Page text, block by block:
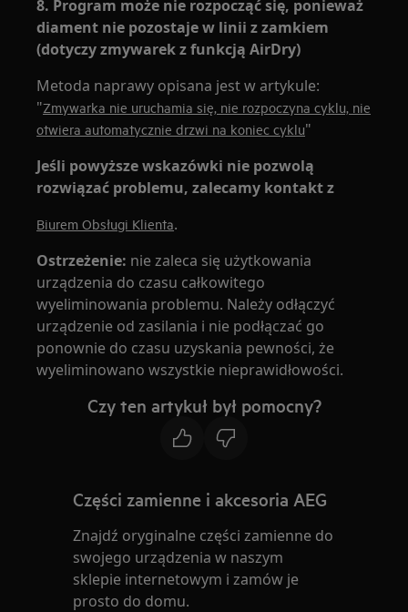
8. Program może nie rozpocząć się, ponieważ
diament nie pozostaje w linii z zamkiem
(dotyczy zmywarek z funkcją AirDry)
Metoda naprawy opisana jest w artykule:
"Zmywarka nie uruchamia się, nie rozpoczyna cyklu, nie
otwiera automatycznie drzwi na koniec cyklu"
Jeśli powyższe wskazówki nie pozwolą
rozwiązać problemu, zalecamy kontakt z
Biurem Obsługi Klienta.
Ostrzeżenie: nie zaleca się użytkowania
urządzenia do czasu całkowitego
wyeliminowania problemu. Należy odłączyć
urządzenie od zasilania i nie podłączać go
ponownie do czasu uzyskania pewności, że
wyeliminowano wszystkie nieprawidłowości.
Czy ten artykuł był pomocny?
Części zamienne i akcesoria AEG
Znajdź oryginalne części zamienne do
swojego urządzenia w naszym
sklepie internetowym i zamów je
prosto do domu.